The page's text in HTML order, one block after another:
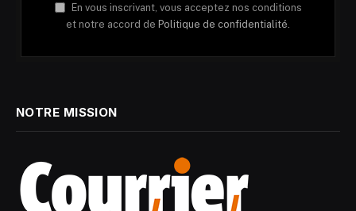
En vous inscrivant, vous acceptez nos conditions
et notre accord de Politique de confidentialité.
NOTRE MISSION